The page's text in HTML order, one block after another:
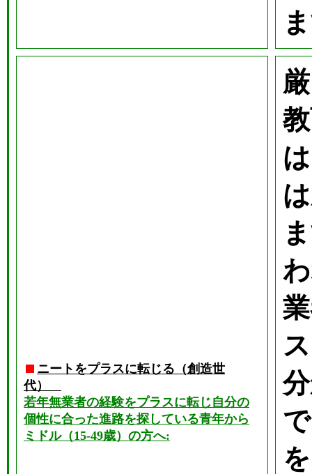
ニートをプラスに転じる（創造世
代）
若年無業者の経験をプラスに転じ自分の
個性に合った進路を探している青年から
ミドル（15-49歳）の方へ: